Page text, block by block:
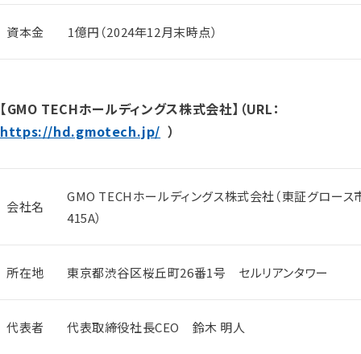
資本金 1億円（2024年12月末時点）
【GMO TECHホールディングス株式会社】（URL：
https://hd.gmotech.jp/ ）
会社名
GMO TECHホールディングス株式会社（東証グロー
415A）
所在地 東京都渋谷区桜丘町26番1号 セルリアンタワー
代表者 代表取締役社長CEO 鈴木 明人